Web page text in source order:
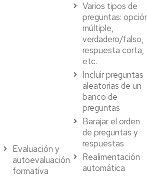
Evaluación y
autoevaluación
formativa
Varios tipos de
preguntas:
múltiple,
verdadero/falso,
respuesta corta,
etc.
Incluir preguntas
aleatorias de un
banco de
preguntas
Barajar el orden
de preguntas y
respuestas
Realimentación
automática